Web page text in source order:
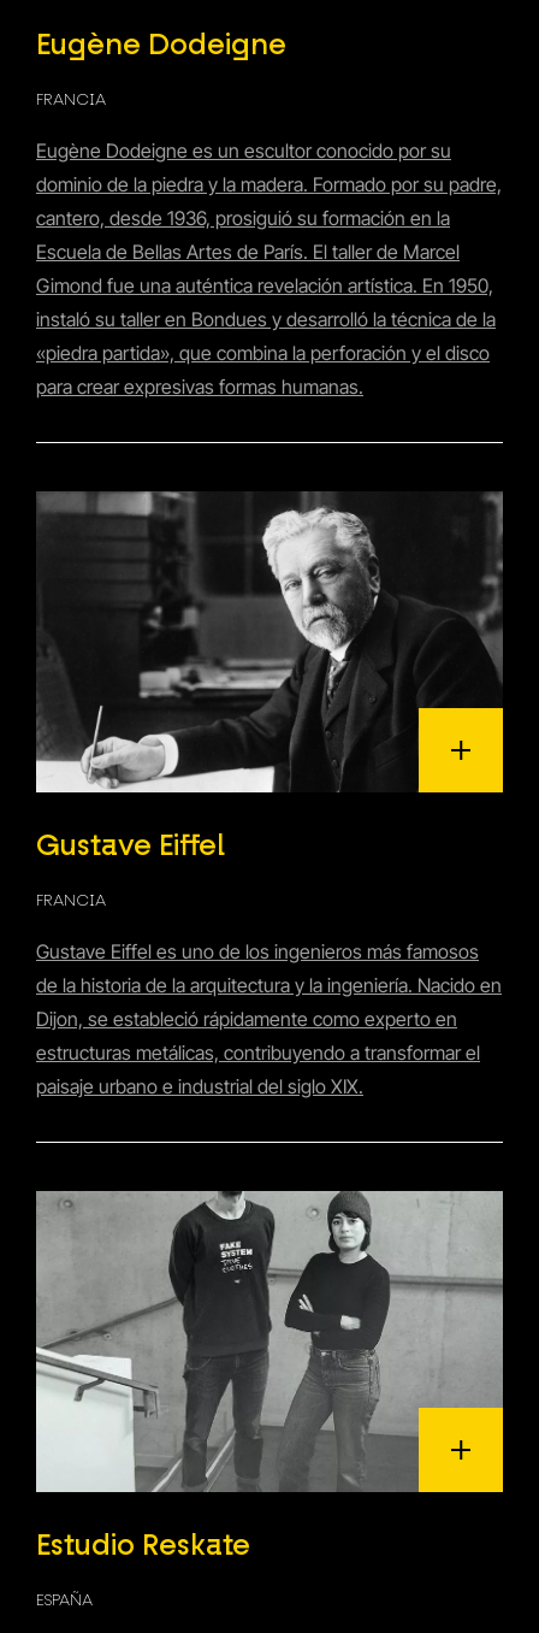
Eugène Dodeigne
FRANCIA
Eugène Dodeigne es un escultor conocido por su
dominio de la piedra y la madera. Formado por su padre,
cantero, desde 1936, prosiguió su formación en la
Escuela de Bellas Artes de París. El taller de Marcel
Gimond fue una auténtica revelación artística. En 1950,
instaló su taller en Bondues y desarrolló la técnica de la
«piedra partida», que combina la perforación y el disco
para crear expresivas formas humanas.
Gustave Eiffel
FRANCIA
Gustave Eiffel es uno de los ingenieros más famosos
de la historia de la arquitectura y la ingeniería. Nacido en
Dijon, se estableció rápidamente como experto en
estructuras metálicas, contribuyendo a transformar el
paisaje urbano e industrial del siglo XIX.
Estudio Reskate
ESPAÑA